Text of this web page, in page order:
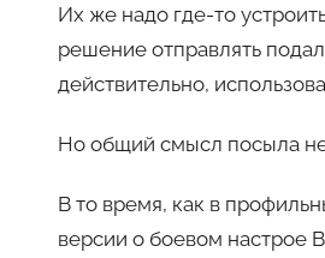
Их же надо где-то
решение отправлять
действительно,
Но общий смысл посыла
В то время, как в
версии о боевом настрое